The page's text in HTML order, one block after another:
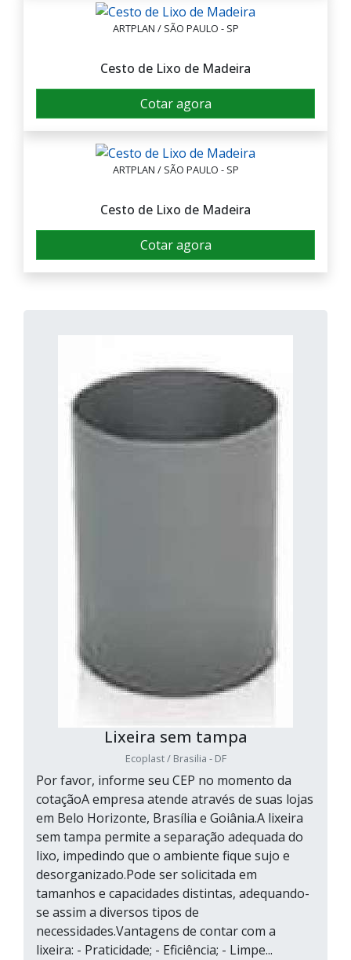
ARTPLAN / SÃO PAULO - SP
Cesto de Lixo de Madeira
Cotar agora
ARTPLAN / SÃO PAULO - SP
Cesto de Lixo de Madeira
Cotar agora
Lixeira sem tampa
Ecoplast / Brasilia - DF
Por favor, informe seu CEP no momento da
cotaçãoA empresa atende através de suas lojas
em Belo Horizonte, Brasília e Goiânia.A lixeira
sem tampa permite a separação adequada do
lixo, impedindo que o ambiente fique sujo e
desorganizado.Pode ser solicitada em
tamanhos e capacidades distintas, adequando-
se assim a diversos tipos de
necessidades.Vantagens de contar com a
lixeira: - Praticidade; - Eficiência; - Limpe...